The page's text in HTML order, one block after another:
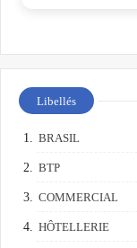
Libellés
BRASIL
BTP
COMMERCIAL
HÔTELLERIE